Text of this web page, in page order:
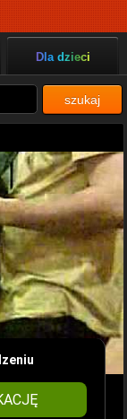
Dla dzieci
szukaj